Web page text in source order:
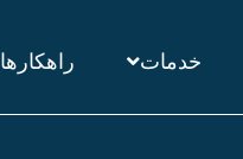
خدمات راهکارها